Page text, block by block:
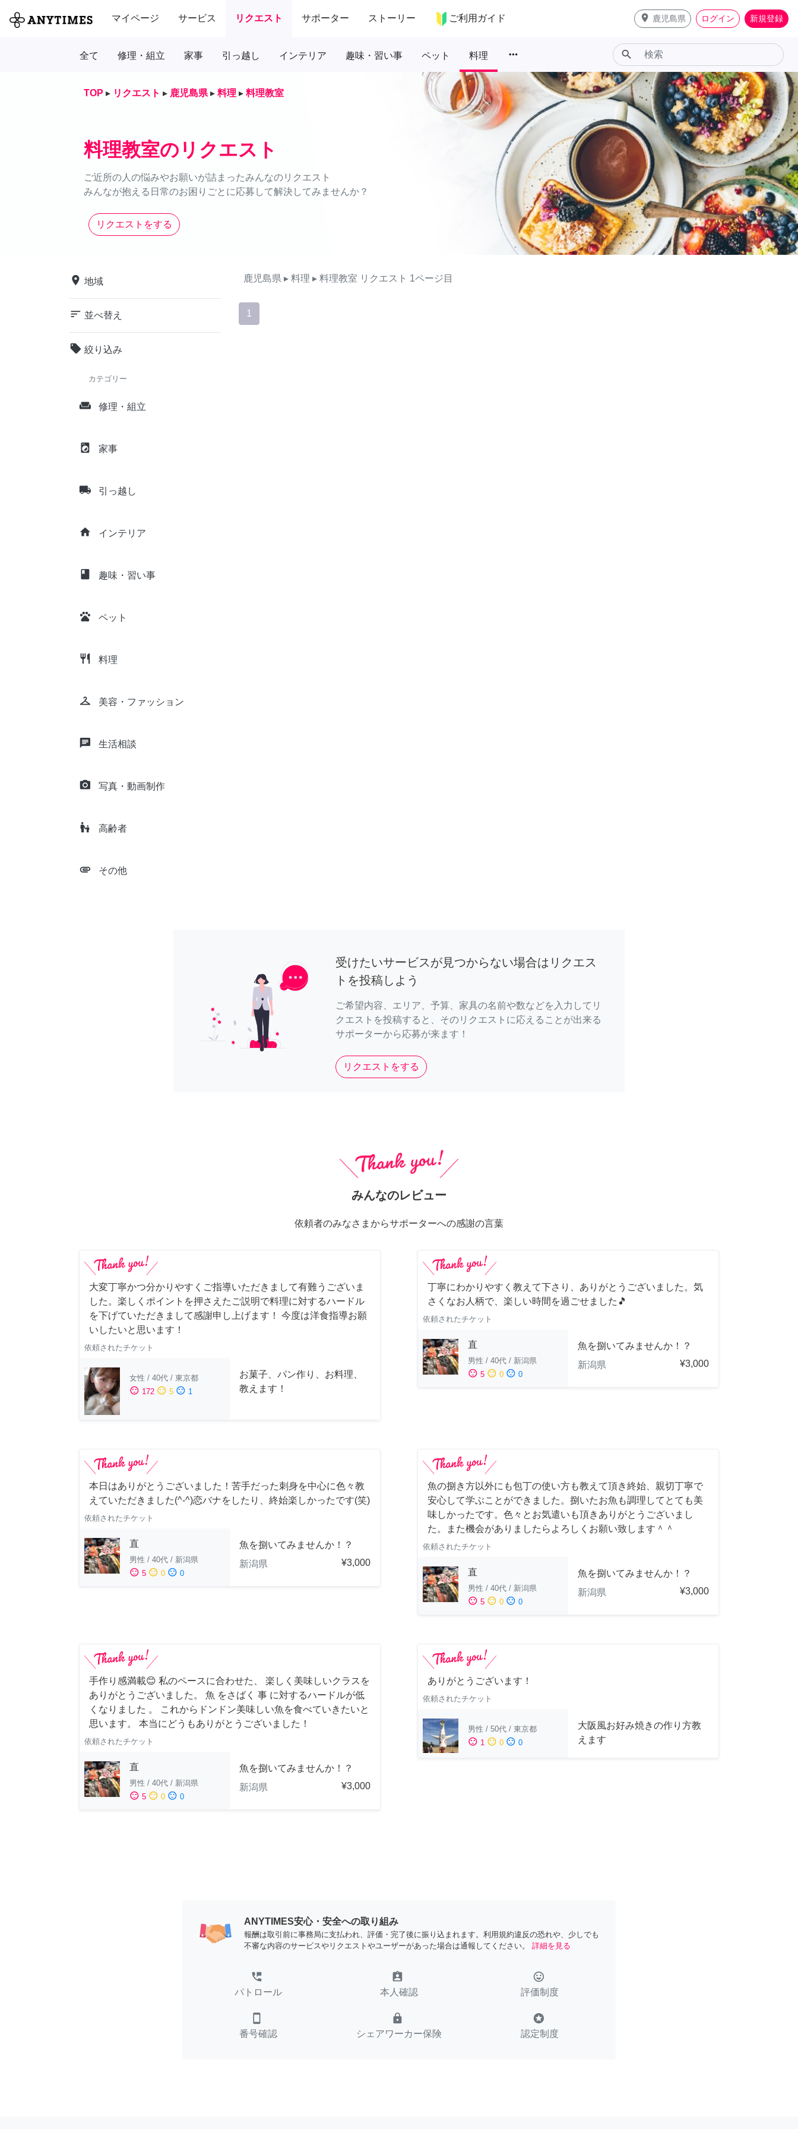
マイページ サービス リクエスト サポーター ストーリー ご利用ガイド place 鹿児島県 ログイン 新規登録
全て 修理・組立 家事 引っ越し インテリア 趣味・習い事 ペット 料理 more_horiz search
TOP ▸ リクエスト ▸ 鹿児島県 ▸ 料理 ▸ 料理教室
料理教室のリクエスト
ご近所の人の悩みやお願いが詰まったみんなのリクエスト
みんなが抱える日常のお困りごとに応募して解決してみませんか？
リクエストをする
place 地域
sort 並べ替え
local_offer 絞り込み
カテゴリー
weekend 修理・組立
local_laundry_service 家事
local_shipping 引っ越し
home インテリア
class 趣味・習い事
pets ペット
restaurant 料理
checkroom 美容・ファッション
chat 生活相談
camera_alt 写真・動画制作
escalator_warning 高齢者
attachment その他
鹿児島県 ▸ 料理 ▸ 料理教室 リクエスト 1ページ目
1
受けたいサービスが見つからない場合はリクエス
トを投稿しよう
ご希望内容、エリア、予算、家具の名前や数などを入力してリ
クエストを投稿すると、そのリクエストに応えることが出来る
サポーターから応募が来ます！
リクエストをする
みんなのレビュー
依頼者のみなさまからサポーターへの感謝の言葉
大変丁寧かつ分かりやすくご指導いただきまして有難うございま
した。楽しくポイントを押さえたご説明で料理に対するハードル
を下げていただきまして感謝申し上げます！ 今度は洋食指導お願
いしたいと思います！
依頼されたチケット
女性 / 40代 / 東京都
sentiment_satisfied 172 sentiment_neutral 5 sentiment_dissatisfied 1
お菓子、パン作り、お料理、
教えます！
丁寧にわかりやすく教えて下さり、ありがとうございました。気
さくなお人柄で、楽しい時間を過ごせました🎵
依頼されたチケット
直
男性 / 40代 / 新潟県
sentiment_satisfied 5 sentiment_neutral 0 sentiment_dissatisfied 0
魚を捌いてみませんか！？
新潟県
¥3,000
本日はありがとうございました！苦手だった刺身を中心に色々教
えていただきました(^-^)恋バナをしたり、終始楽しかったです(笑)
依頼されたチケット
直
男性 / 40代 / 新潟県
sentiment_satisfied 5 sentiment_neutral 0 sentiment_dissatisfied 0
魚を捌いてみませんか！？
新潟県
¥3,000
魚の捌き方以外にも包丁の使い方も教えて頂き終始、親切丁寧で
安心して学ぶことができました。捌いたお魚も調理してとても美
味しかったです。色々とお気遣いも頂きありがとうございまし
た。また機会がありましたらよろしくお願い致します＾＾
依頼されたチケット
直
男性 / 40代 / 新潟県
sentiment_satisfied 5 sentiment_neutral 0 sentiment_dissatisfied 0
魚を捌いてみませんか！？
新潟県
¥3,000
手作り感満載😊 私のペースに合わせた、 楽しく美味しいクラスを
ありがとうございました。 魚 をさばく 事 に対するハードルが低
くなりました 。 これからドンドン美味しい魚を食べていきたいと
思います。 本当にどうもありがとうございました！
依頼されたチケット
直
男性 / 40代 / 新潟県
sentiment_satisfied 5 sentiment_neutral 0 sentiment_dissatisfied 0
魚を捌いてみませんか！？
新潟県
¥3,000
ありがとうございます！
依頼されたチケット
男性 / 50代 / 東京都
sentiment_satisfied 1 sentiment_neutral 0 sentiment_dissatisfied 0
大阪風お好み焼きの作り方教
えます
ANYTIMES安心・安全への取り組み
報酬は取引前に事務局に支払われ、評価・完了後に振り込まれます。利用規約違反の恐れや、少しでも
不審な内容のサービスやリクエストやユーザーがあった場合は通報してください。
詳細を見る
perm_phone_msg
パトロール
assignment_ind
本人確認
tag_faces
評価制度
smartphone
番号確認
lock
シェアワーカー保険
stars
認定制度